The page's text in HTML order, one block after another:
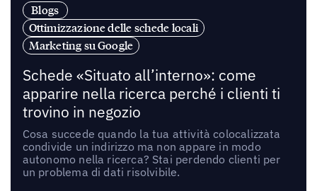
Blogs
Ottimizzazione delle schede locali
Marketing su Google
Schede «Situato all’interno»: come
apparire nella ricerca perché i clienti ti
trovino in negozio
Cosa succede quando la tua attività colocalizzata
condivide un indirizzo ma non appare in modo
autonomo nella ricerca? Stai perdendo clienti per
un problema di dati risolvibile.